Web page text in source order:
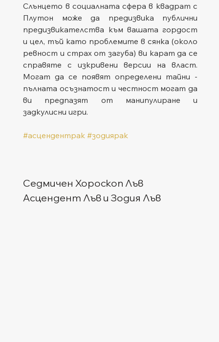
Слънцето в социалната сфера в квадрат с
Плутон може да предизвика публични
предизвикателства към вашата гордост
и цел, тъй като проблемите в сянка (около
ревност и страх от загуба) ви карат да се
справяте с изкривени версии на власт.
Могат да се появят определени тайни -
пълната осъзнатост и честност могат да
ви предпазят от манипулиране и
задкулисни игри.
#асцендентрак #зодиярак
Седмичен Хороскоп Лъв
Асцендент Лъв и Зодия Лъв